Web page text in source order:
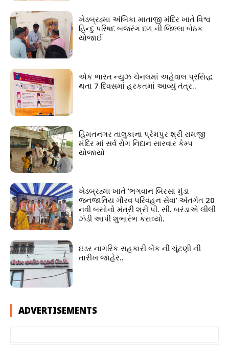
ખેડબ્રહ્મા અંબિકા માતાજી મંદિર ખાતે વિશ્વ
હિન્દુ પરિષદ બજરંગ દળ ની જિલ્લા બેઠક
યોજાઈ
એક ભારત ન્યુઝ ચેનલમાં અહેવાલ પ્રસિદ્ધ
થતા 7 દિવસમાં હરકતમાં આવ્યું તંત્ર..
હિંમતનગર તાલુકાના પ્રેમપુર શ્રી રામજી
મંદિર માં સર્વ રોગ નિદાન સારવાર કેમ્પ
યોજાયો
ખેડબ્રહ્મા ખાતે ‘ભગવાન બિરસા મુંડા
જનજાતિય ગૌરવ પરિવહન સેવા’ અંતર્ગત 20
નવી બસોનો મંત્રી શ્રી પી. સી. બરંડાએ લીલી
ઝંડી આપી શુભારંભ કરાવ્યો.
ઇડર નાગરિક સહકારી બેંક ની ચૂંટણી ની
તારીખ જાહેર..
ADVERTISEMENTS